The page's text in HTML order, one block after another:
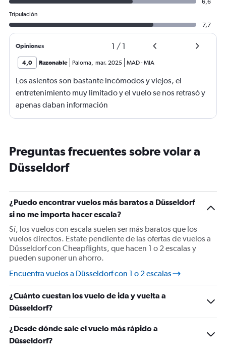
6,6
Tripulación
7,7
Opiniones 1 / 1
4,0 Razonable Paloma, mar. 2025 MAD-MIA
Los asientos son bastante incómodos y viejos, el
entretenimiento muy limitado y el vuelo se nos retrasó y
apenas daban información
Preguntas frecuentes sobre volar a
Düsseldorf
¿Puedo encontrar vuelos más baratos a Düsseldorf
si no me importa hacer escala?
Sí, los vuelos con escala suelen ser más baratos que los
vuelos directos. Estate pendiente de las ofertas de vuelos a
Düsseldorf con Cheapflights, que hacen 1 o 2 escalas y
pueden suponer un ahorro.
Encuentra vuelos a Düsseldorf con 1 o 2 escalas
¿Cuánto cuestan los vuelo de ida y vuelta a
Düsseldorf?
¿Desde dónde sale el vuelo más rápido a
Düsseldorf?